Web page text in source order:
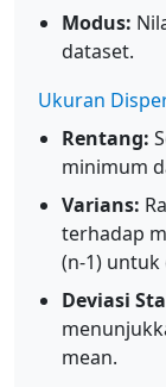
Modus:
dataset.
Ukuran
Rentang:
minimum
Varians:
terhadap
(n-1) untuk
Deviasi
mean.